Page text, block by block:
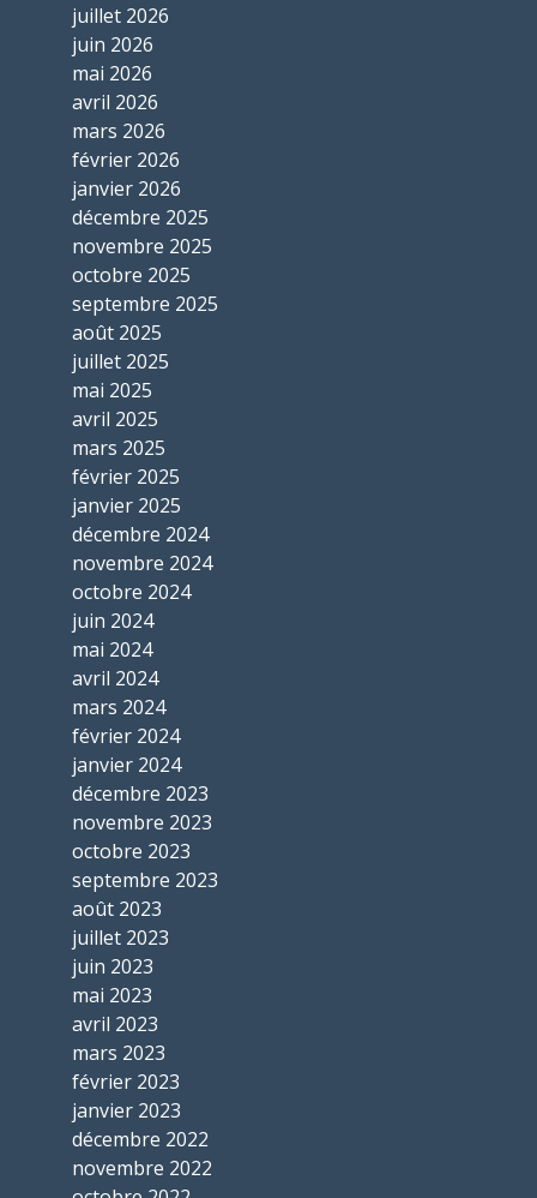
juillet 2026
juin 2026
mai 2026
avril 2026
mars 2026
février 2026
janvier 2026
décembre 2025
novembre 2025
octobre 2025
septembre 2025
août 2025
juillet 2025
mai 2025
avril 2025
mars 2025
février 2025
janvier 2025
décembre 2024
novembre 2024
octobre 2024
juin 2024
mai 2024
avril 2024
mars 2024
février 2024
janvier 2024
décembre 2023
novembre 2023
octobre 2023
septembre 2023
août 2023
juillet 2023
juin 2023
mai 2023
avril 2023
mars 2023
février 2023
janvier 2023
décembre 2022
novembre 2022